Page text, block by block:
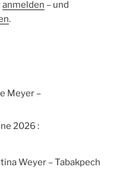
anmelden – und
.
Meyer –
2026 :
Weyer – Tabakpech